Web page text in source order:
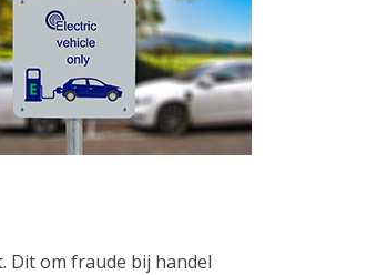
Dit om fraude bij handel